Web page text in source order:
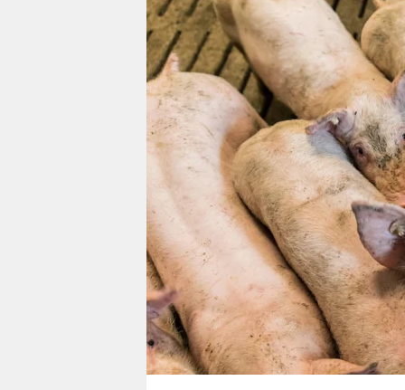
nord
wahrheit
verlag
verlag
veranstaltungen
shop
fragen & hilfe
unterstützen
abo
genossenschaft